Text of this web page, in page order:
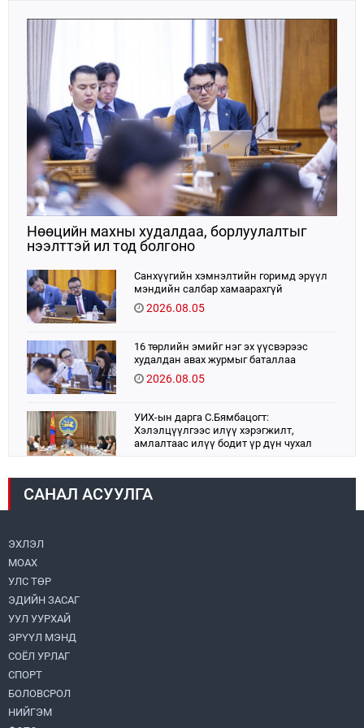
Нөөцийн махны худалдаа, борлуулалтыг
нээлттэй ил тод болгоно
Санхүүгийн хэмнэлтийн горимд эрүүл
мэндийн салбар хамаарахгүй
2026.08.05
16 төрлийн эмийг нэг эх үүсвэрээс
худалдан авах журмыг баталлаа
2026.08.05
УИХ-ын дарга С.Бямбацогт:
Хэлэлцүүлгээс илүү хэрэгжилт,
амлалтаас илүү бодит үр дүн чухал
Монголбанк 7 дугаар сард 1,439.2 кг үнэт
САНАЛ АСУУЛГА
ЭХЛЭЛ
МОАХ
УЛС ТӨР
ЭДИЙН ЗАСАГ
УУЛ УУРХАЙ
ЭРҮҮЛ МЭНД
СОЁЛ УРЛАГ
СПОРТ
БОЛОВСРОЛ
НИЙГЭМ